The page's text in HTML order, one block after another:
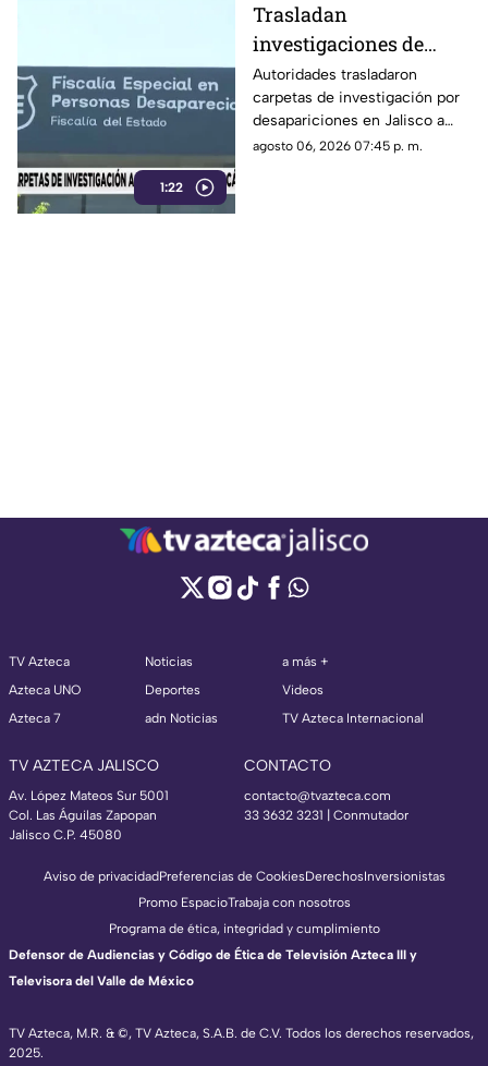
1:22
Trasladan
investigaciones de
personas
desaparecidas en
Jalisco a Zacatecas y
Michoacán
Autoridades trasladaron
carpetas de investigación por
desapariciones en Jalisco a
fiscalías de Zacatecas y
agosto 06, 2026 07:45 p. m.
TV Azteca
Azteca UNO
Azteca 7
Noticias
Deportes
adn Noticias
a más +
Videos
TV Azteca Internacional
TV AZTECA JALISCO
Av. López Mateos Sur 5001
Col. Las Águilas Zapopan
Jalisco C.P. 45080
CONTACTO
contacto@tvazteca.com
33 3632 3231 | Conmutador
TV Azteca, M.R. & ©, TV Azteca, S.A.B. de C.V. Todos los derechos reservados,
2025.
Aviso de privacidadPreferencias de CookiesDerechosInversionistas
Promo EspacioTrabaja con nosotros
Programa de ética, integridad y cumplimiento
Defensor de Audiencias y Código de Ética de Televisión Azteca III y
Televisora del Valle de México